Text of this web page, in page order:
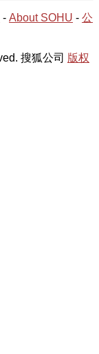
- About SOHU - 公
搜狐公司 版权